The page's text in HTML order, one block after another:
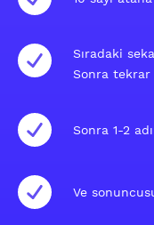
Sıradaki
Sonra tekrar
Sonra 1-2
Ve